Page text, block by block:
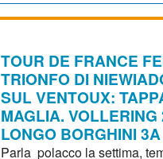
TOUR DE FRANCE
TRIONFO DI
SUL VENTOUX:
MAGLIA. VOLLERING
LONGO BORGHINI 3A
Parla polacco la settima,